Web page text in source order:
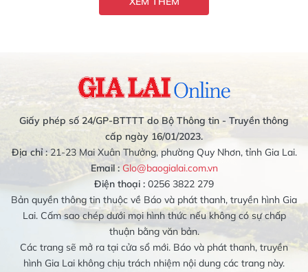
Giấy phép số 24/GP-BTTTT do Bộ Thông tin - Truyền thông
cấp ngày 16/01/2023.
Địa chỉ :21-23 Mai Xuân Thưởng, phường Quy Nhơn, tỉnh Gia Lai.
Email : Glo@baogialai.com.vn
Điện thoại : 0256 3822 279
Bản quyền thông tin thuộc về Báo và phát thanh, truyền hình Gia
Lai. Cấm sao chép dưới mọi hình thức nếu không có sự chấp
thuận bằng văn bản.
Các trang sẽ mở ra tại cửa sổ mới. Báo và phát thanh, truyền
hình Gia Lai không chịu trách nhiệm nội dung các trang này.